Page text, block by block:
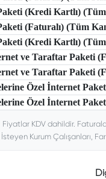
(Kredi Kartlı)
(Faturalı) (Tüm
(Kredi Kartlı)
ve Taraftar Paketi
ve Taraftar Paketi
Özel İnternet
Özel İnternet
Fiyatlar KDV dahildir.
Kurum Çalışanları,